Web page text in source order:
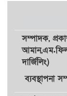
সম্পাদক,
আমান,
দার্জিলিং)
ব্যবস্থাপনা